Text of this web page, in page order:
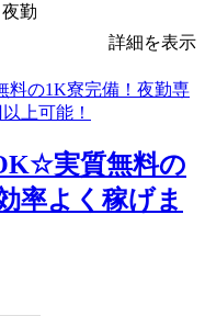
勤
詳細を表示
実質無料の
率よく稼げま